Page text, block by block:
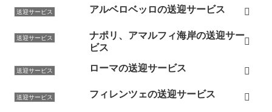
送迎サービス アルベロベッロの送迎サービス
送迎サービス
ナポリ、アマルフィ海岸の送迎サー
ビス
送迎サービス ローマの送迎サービス
送迎サービス フィレンツェの送迎サービス